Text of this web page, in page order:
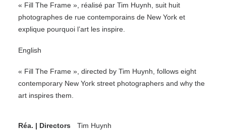
« Fill The Frame », réalisé par Tim Huynh, suit huit
photographes de rue contemporains de New York et
explique pourquoi l’art les inspire.
English
« Fill The Frame », directed by Tim Huynh, follows eight
contemporary New York street photographers and why the
art inspires them.
Réa. | Directors
Tim Huynh